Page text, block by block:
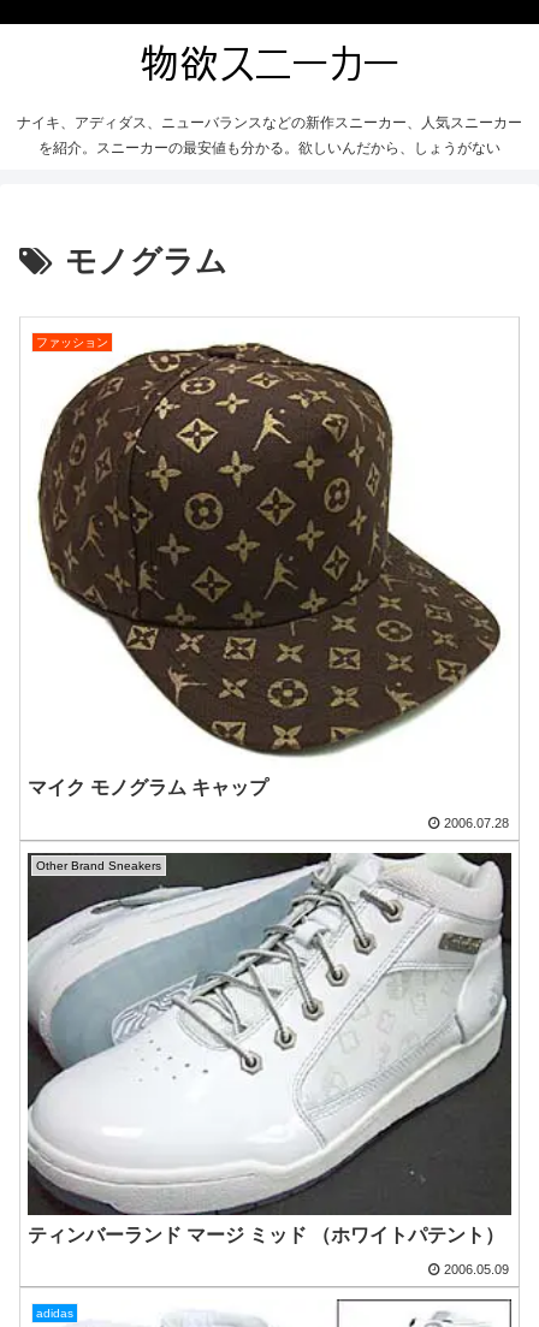
ナイキ、アディダス、ニューバランスなどの新作スニーカー、人気スニーカー
を紹介。スニーカーの最安値も分かる。欲しいんだから、しょうがない
モノグラム
ファッション
マイク モノグラム キャップ
2006.07.28
Other Brand Sneakers
ティンバーランド マージ ミッド （ホワイトパテント）
2006.05.09
adidas